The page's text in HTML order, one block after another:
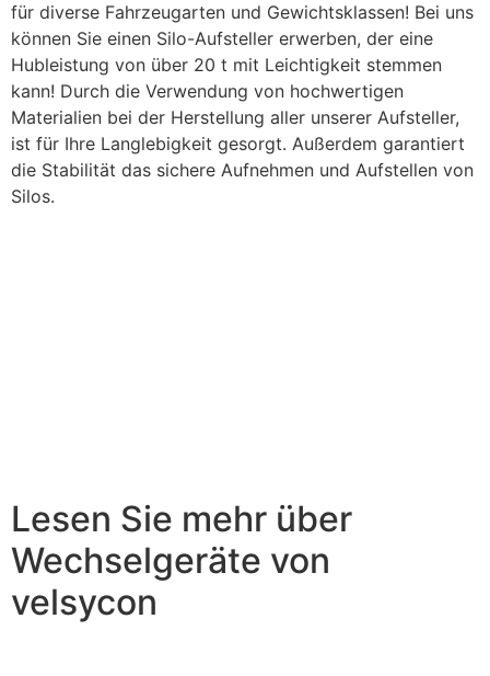
für diverse Fahrzeugarten und Gewichtsklassen! Bei uns
können Sie einen Silo-Aufsteller erwerben, der eine
Hubleistung von über 20 t mit Leichtigkeit stemmen
kann! Durch die Verwendung von hochwertigen
Materialien bei der Herstellung aller unserer Aufsteller,
ist für Ihre Langlebigkeit gesorgt. Außerdem garantiert
die Stabilität das sichere Aufnehmen und Aufstellen von
Silos.
Lesen Sie mehr über
Wechselgeräte von
velsycon